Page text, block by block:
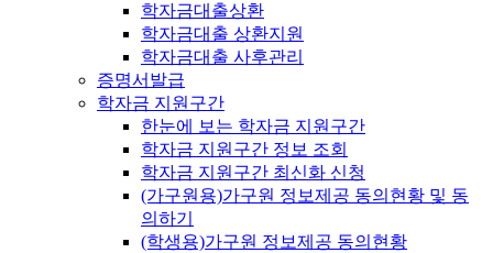
학자금대출상환
학자금대출 상환지원
학자금대출 사후관리
증명서발급
학자금 지원구간
한눈에 보는 학자금 지원구간
학자금 지원구간 정보 조회
학자금 지원구간 최신화 신청
(가구원용)가구원 정보제공 동의현황 및 동
의하기
(학생용)가구원 정보제공 동의현황